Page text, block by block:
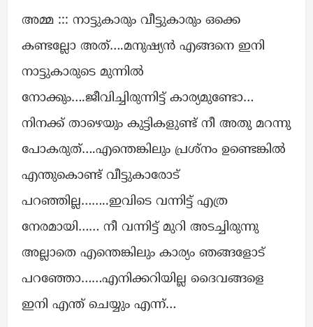
അമ്മ ::: നാട്ടുകാരും വീട്ടുകാരും ഒക്കെ
കണ്ടല്ലോ അത്….മനുഷ്യൻ എങ്ങനെ ഇനി
നാട്ടുകാരുടെ മുന്നിൽ
നോക്കും….ജീവിച്ചിരുന്നിട്ട് കാര്യമുണ്ടോ…
നിനക്ക് താഴെയും കുട്ടികളുണ്ട് നീ അതു മറന്നു
പോകരുത്….എന്തെങ്കിലും പ്രശ്നം ഉണ്ടെങ്കിൽ
എന്തുകൊണ്ട് വീട്ടുകാരോട്
പറഞ്ഞില്ല……..ഇവിടെ വന്നിട്ട് എത്ര
നേരമായി…… നീ വന്നിട്ട് മുറി അടച്ചിരുന്നു
അല്ലാതെ എന്തെങ്കിലും കാര്യം ഞങ്ങളോട്
പറഞ്ഞോ……എനിക്കറിയില്ല ദൈവങ്ങളെ
ഇനി എന്ത് ചെയ്യും എന്ന്…